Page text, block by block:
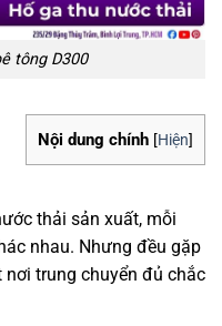
tông D300
Nội dung chính [Hiện]
thải sản xuất, mỗi
nhau. Nhưng đều gặp
trung chuyển đủ chắc